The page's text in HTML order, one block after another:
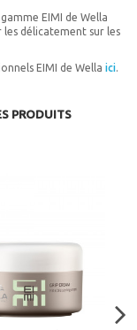
EIMI de Wella
les délicatement sur les
EIMI de Wella ici.
PRODUITS